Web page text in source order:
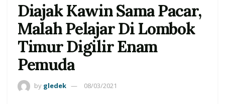
Diajak Kawin Sama Pacar,
Malah Pelajar Di Lombok
Timur Digilir Enam
Pemuda
by gledek 08/03/2021